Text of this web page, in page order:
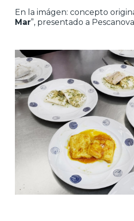
En la imágen: concepto
Mar”, presentado a